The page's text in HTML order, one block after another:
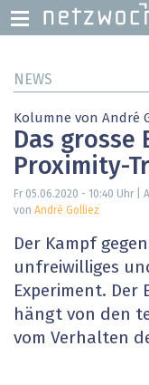
zumNEWS
Kolumne von André
Das
Proximity-
Fr 05.06.2020 - 10:40 Uhr |
von André Golliez
Der Kampf
unfreiwilliges
Experiment. Der
hängt von den
vom Verhalten